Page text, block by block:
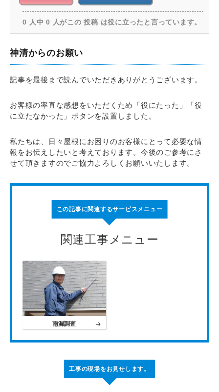
0 人中 0 人がこの 投稿 は役に立ったと言っています。
神清からのお願い
記事を最後まで読んでいただきありがとうございます。
お客様の率直な感想をいただくため「役にたった」「役
に立たなかった」ボタンを設置しました。
私たちは、日々屋根にお困りのお客様にとって必要な情
報をお伝えしたいと考えております。今後のご参考にさ
せて頂きますのでご協力よろしくお願いいたします。
この記事に関連するサービスメニュー
関連工事メニュー
雨漏調査
工事の現場をお見せします。